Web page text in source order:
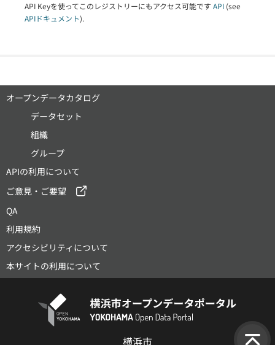
API Keyを使ってこのレジストリーにもアクセス可能です API (see
APIドキュメント).
オープンデータカタログ
データセット
組織
グループ
APIの利用について
ご意見・ご要望
QA
利用規約
アクセシビリティについて
本サイトの利用について
横浜市